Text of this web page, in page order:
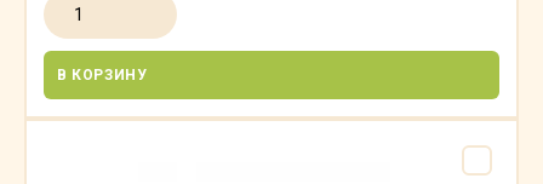
В КОРЗИНУ